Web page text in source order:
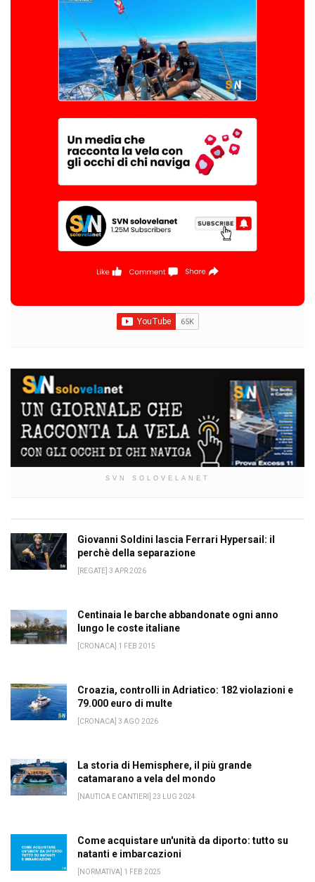
SVN SOLOVELANET
Giovanni Soldini lascia Ferrari Hypersail: il
perchè della separazione
[REGATE] 3 APR 2026
Centinaia le barche abbandonate ogni anno
lungo le coste italiane
[CRONACA] 1 FEB 2015
Croazia, controlli in Adriatico: 182 violazioni e
79.000 euro di multe
[CRONACA] 3 AGO 2026
La storia di Hemisphere, il più grande
catamarano a vela del mondo
[NAUTICA E CANTIERI] 23 LUG 2024
Come acquistare un'unità da diporto: tutto su
natanti e imbarcazioni
[NORMATIVA] 1 FEB 2025